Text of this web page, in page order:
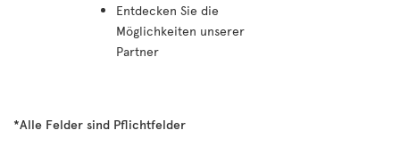
Entdecken Sie die
Möglichkeiten unserer
Partner
*Alle Felder sind Pflichtfelder